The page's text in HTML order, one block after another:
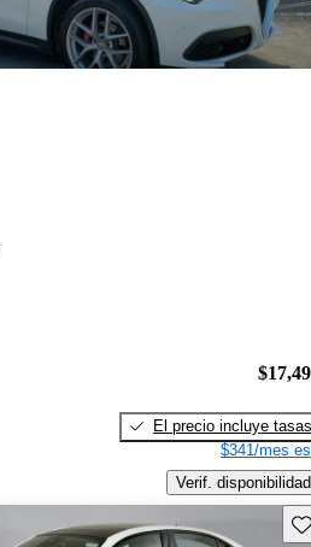
El precio incluye tasas
$341/mes
Verif. disponibilidad